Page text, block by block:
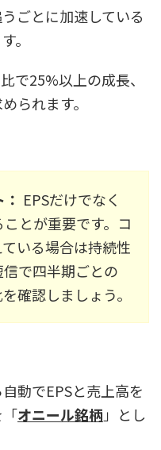
ごとに加速している
。
で25%以上の成長、
られます。
EPSだけでなく
とが重要です。コ
いる場合は持続性
で四半期ごとの
確認しましょう。
動でEPSと売上高を
オニール銘柄」とし